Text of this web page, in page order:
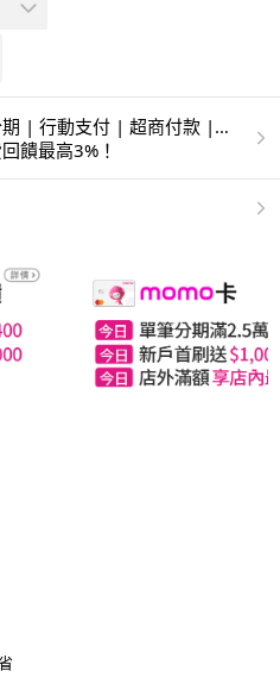
| 行動支付 | 超商付款 |
饋最高3%！